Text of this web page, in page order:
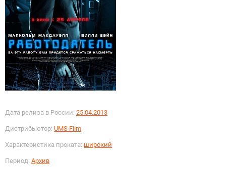
Дата релиза в России: 25.04.2013
Дистрибьютор: UMS Film
Характеристика проката: широкий
Период: Архив